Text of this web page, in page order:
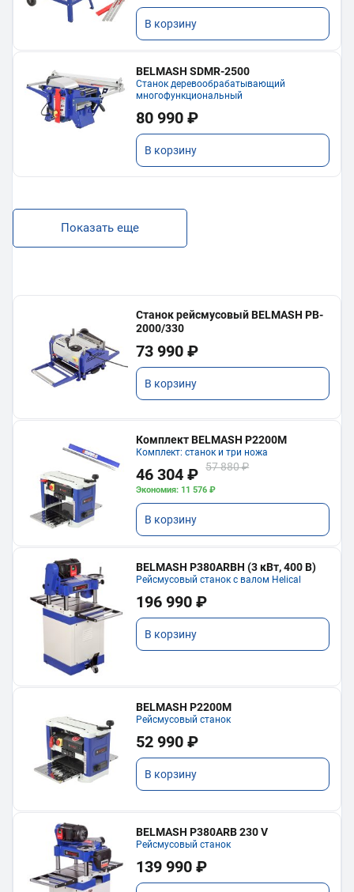
В корзину
BELMASH SDMR-2500
Станок деревообрабатывающий
многофункциональный
80 990 ₽
В корзину
Показать еще
Станок рейсмусовый BELMASH PB-
2000/330
73 990 ₽
В корзину
Комплект BELMASH P2200M
Комплект: станок и три ножа
46 304 ₽ 57 880 ₽
Экономия: 11 576 ₽
В корзину
BELMASH P380ARBH (3 кВт, 400 В)
Рейсмусовый станок с валом Helical
196 990 ₽
В корзину
BELMASH P2200M
Рейсмусовый станок
52 990 ₽
В корзину
BELMASH P380ARB 230 V
Рейсмусовый станок
139 990 ₽